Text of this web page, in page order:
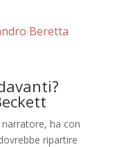
Beretta
ha con
ripartire